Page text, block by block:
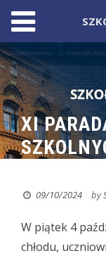
Skip
to
content
XI
09/10/2024 by
W piątek 4
chłodu,